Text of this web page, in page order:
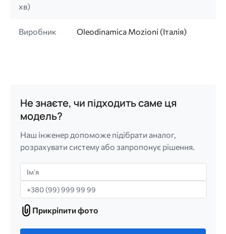
хв)
Виробник Oleodinamica Mozioni (Італія)
Не знаєте, чи підходить саме ця
модель?
Наш інженер допоможе підібрати аналог,
розрахувати систему або запропонує рішення.
Імʼя
Телефон
Прикріпити
фото
Прикріпити фото
Лише